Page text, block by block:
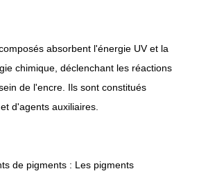
absorbent l'énergie UV et la
chimique, déclenchant les réactions
de l'encre. Ils sont constitués
d'agents auxiliaires.
de pigments : Les pigments